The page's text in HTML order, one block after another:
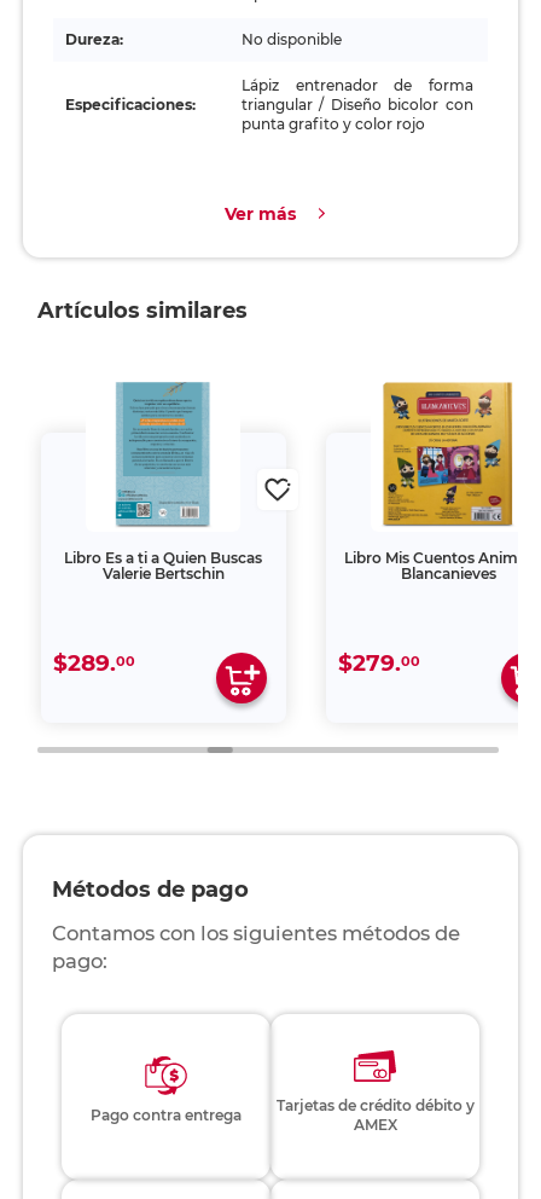
Dureza: No disponible
Especificaciones:
Lápiz entrenador de forma
triangular / Diseño bicolor con
punta grafito y color rojo
Ver más
Artículos similares
Libro Es a ti a Quien Buscas
Valerie Bertschin
$289.00
Libro Mis Cuentos
Blancanieves
$279.00
Métodos de pago
Contamos con los siguientes métodos de
pago:
Pago contra entrega
Tarjetas de crédito débito y
AMEX